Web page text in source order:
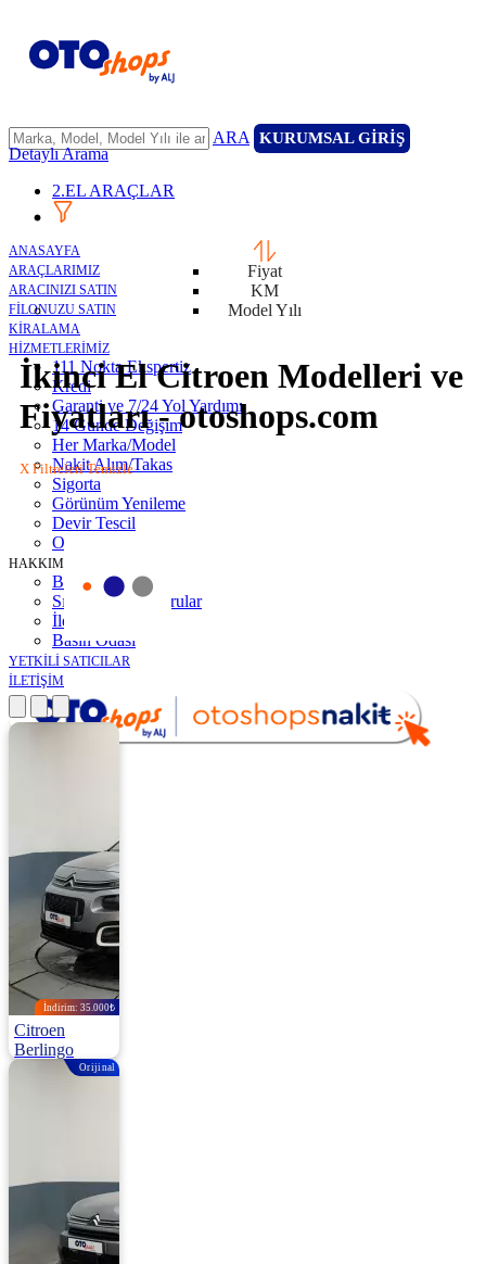
ARA KURUMSAL GİRİŞ
ANASAYFA
ARAÇLARIMIZ
ARACINIZI SATIN
FİLONUZU SATIN
KİRALAMA
HİZMETLERİMİZ
111 Nokta Ekspertiz
Kredi
Garanti ve 7/24 Yol Yardımı
14 Günde Değişim
Her Marka/Model
Nakit Alım/Takas
Sigorta
Görünüm Yenileme
Devir Tescil
Otoshops Mobil
HAKKIMIZDA
Biz Kimiz
Sıkça Sorulan Sorular
İletişim
Basın Odası
YETKİLİ SATICILAR
İLETİŞİM
Detaylı Arama
2.EL ARAÇLAR
Fiyat
KM
Model Yılı
İkinci El Citroen Modelleri ve
Fiyatları - otoshops.com
X Filtreleri Temizle
İndirim: 35.000₺
Citroen
Berlingo
1.5 Bluehdi Shine 130HP
Orijinal